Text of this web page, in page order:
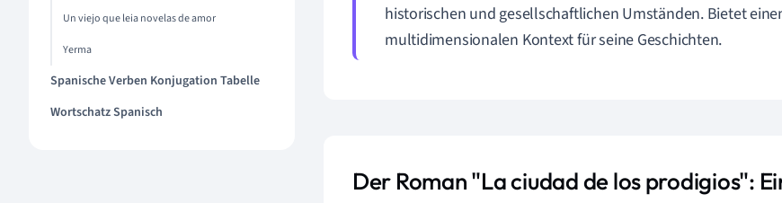
Un viejo que leia novelas de amor
Yerma
Spanische Verben Konjugation Tabelle
Wortschatz Spanisch
historischen und gesellschaftlichen Umständen. Bietet
multidimensionalen Kontext für seine Geschichten.
Der Roman "La ciudad de los prodigios":